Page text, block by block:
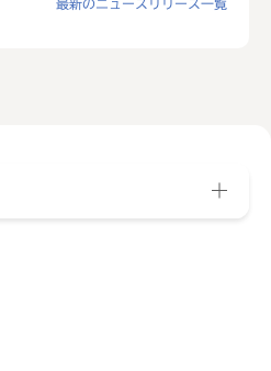
最新のニュースリリース一覧